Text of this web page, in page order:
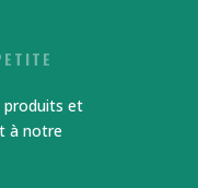
produits et
à notre